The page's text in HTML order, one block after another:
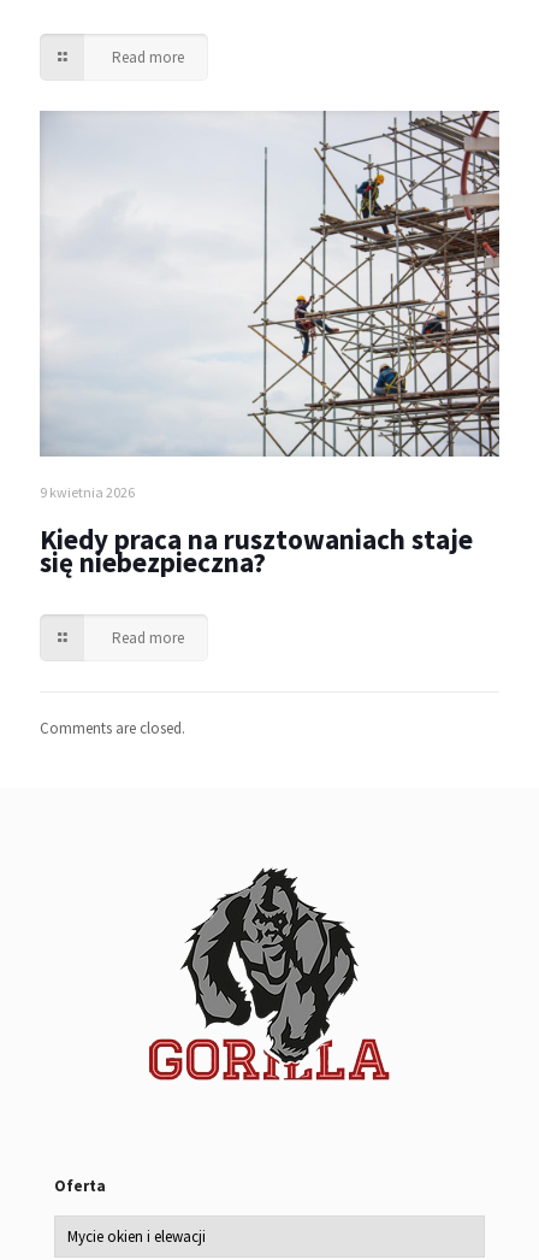
Read more
9 kwietnia 2026
Kiedy praca na rusztowaniach staje
się niebezpieczna?
Read more
Comments are closed.
Oferta
Mycie okien i elewacji